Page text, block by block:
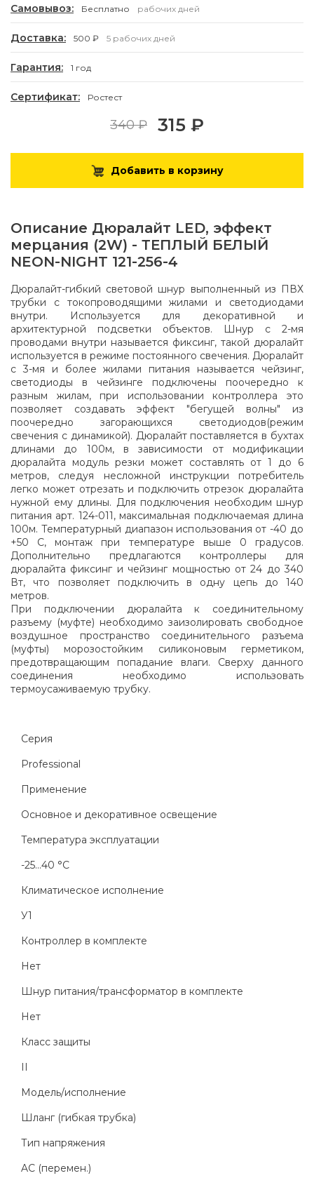
Самовывоз: Бесплатно рабочих дней
Доставка: 500 ₽ 5 рабочих дней
Гарантия: 1 год
Сертификат: Ростест
340 ₽ 315 ₽
Добавить в корзину
Описание Дюралайт LED, эффект
мерцания (2W) - ТЕПЛЫЙ БЕЛЫЙ
NEON-NIGHT 121-256-4
Дюралайт-гибкий световой шнур выполненный из ПВХ
трубки с токопроводящими жилами и светодиодами
внутри. Используется для декоративной и
архитектурной подсветки объектов. Шнур с 2-мя
проводами внутри называется фиксинг, такой дюралайт
используется в режиме постоянного свечения. Дюралайт
с 3-мя и более жилами питания называется чейзинг,
светодиоды в чейзинге подключены поочередно к
разным жилам, при использовании контроллера это
позволяет создавать эффект "бегущей волны" из
поочередно загорающихся светодиодов(режим
свечения с динамикой). Дюралайт поставляется в бухтах
длинами до 100м, в зависимости от модификации
дюралайта модуль резки может составлять от 1 до 6
метров, следуя несложной инструкции потребитель
легко может отрезать и подключить отрезок дюралайта
нужной ему длины. Для подключения необходим шнур
питания арт. 124-011, максимальная подключаемая длина
100м. Температурный диапазон использования от -40 до
+50 С, монтаж при температуре выше 0 градусов.
Дополнительно предлагаются контроллеры для
дюралайта фиксинг и чейзинг мощностью от 24 до 340
Вт, что позволяет подключить в одну цепь до 140
метров.
При подключении дюралайта к соединительному
разъему (муфте) необходимо заизолировать свободное
воздушное пространство соединительного разъема
(муфты) морозостойким силиконовым герметиком,
предотвращающим попадание влаги. Сверху данного
соединения необходимо использовать
термоусаживаемую трубку.
Серия
Professional
Применение
Основное и декоративное освещение
Температура эксплуатации
-25...40 °C
Климатическое исполнение
У1
Контроллер в комплекте
Нет
Шнур питания/трансформатор в комплекте
Нет
Класс защиты
II
Модель/исполнение
Шланг (гибкая трубка)
Тип напряжения
AC (перемен.)